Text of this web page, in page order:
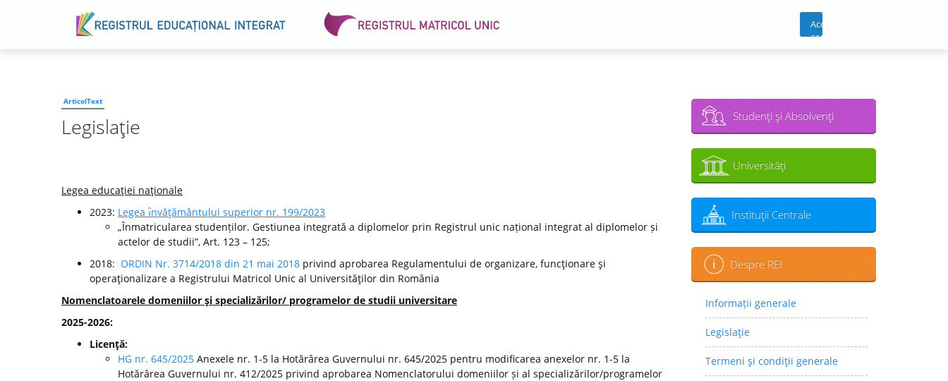
Acces
cont
ArticolText
Legislaţie
Legea educaţiei naţionale
2023: Legea ı̂nvăţământului superior nr. 199/2023
„Înmatricularea studenților. Gestiunea integrată a diplomelor prin Registrul unic național integrat al diplomelor și
actelor de studii”, Art. 123 – 125;
2018: ORDIN Nr. 3714/2018 din 21 mai 2018 privind aprobarea Regulamentului de organizare, funcţionare şi
operaţionalizare a Registrului Matricol Unic al Universităţilor din România
Nomenclatoarele domeniilor şi specializărilor/ programelor de studii universitare
2025-2026:
Licenţă:
HG nr. 645/2025 Anexele nr. 1-5 la Hotărârea Guvernului nr. 645/2025 pentru modificarea anexelor nr. 1-5 la
Hotărârea Guvernului nr. 412/2025 privind aprobarea Nomenclatorului domeniilor și al specializărilor/programelor
Studenţi şi Absolvenţi
Universităţi
Instituţii Centrale
Despre REI
Informații generale
Legislaţie
Termeni şi condiţii generale